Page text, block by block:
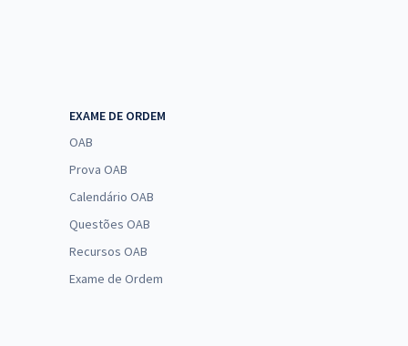
EXAME DE ORDEM
OAB
Prova OAB
Calendário OAB
Questões OAB
Recursos OAB
Exame de Ordem